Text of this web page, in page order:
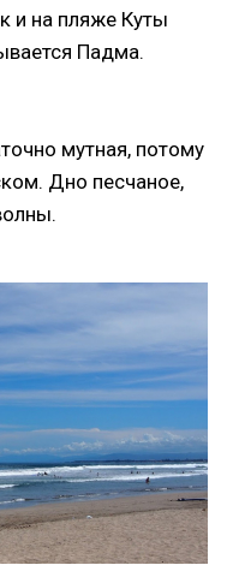
и на пляже Куты
Падма.
мутная, потому
Дно песчаное,